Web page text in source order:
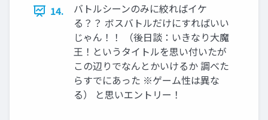
14.
バトルシーンのみに絞ればイケ
る？？ ボスバトルだけにすればいい
じゃん！！ （後日談：いきなり大魔
王！というタイトルを思い付いたが
この辺りでなんとかいけるか 調べた
らすでにあった ※ゲーム性は異な
る） と思いエントリー！